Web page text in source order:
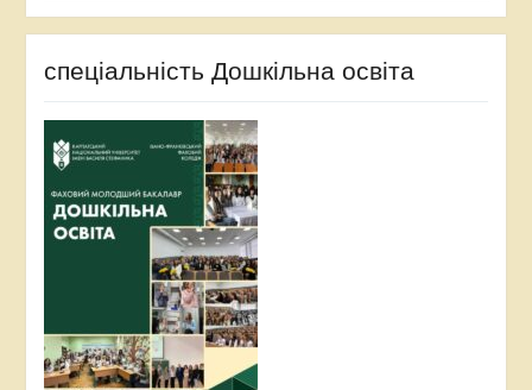
спеціальність Дошкільна освіта